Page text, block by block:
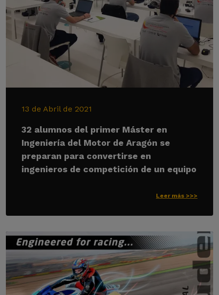
13 de Abril de 2021
32 alumnos del primer Máster en
Ingeniería del Motor de Aragón se
preparan para convertirse en
ingenieros de competición de un equipo
Leer más >>>